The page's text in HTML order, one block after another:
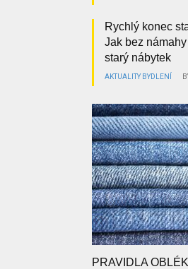
Rychlý konec
Jak bez
starý nábytek
AKTUALITY BYDLENÍ
PRAVIDLA